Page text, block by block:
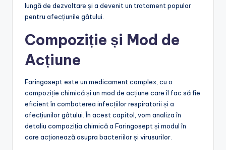
lungă de dezvoltare și a devenit un tratament popular
pentru afecțiunile gâtului.
Compoziție și Mod de
Acțiune
Faringosept este un medicament complex, cu o
compoziție chimică și un mod de acțiune care îl fac să fie
eficient în combaterea infecțiilor respiratorii și a
afecțiunilor gâtului. În acest capitol, vom analiza în
detaliu compoziția chimică a Faringosept și modul în
care acționează asupra bacteriilor și virusurilor.